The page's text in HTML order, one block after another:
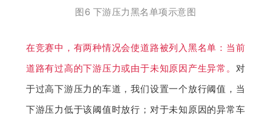
图6 下游压力黑名单项示意图
在竞赛中，有两种情况会使道路被列入黑名单：当前
道路有过高的下游压力或由于未知原因产生异常。 对
于过高下游压力的车道，我们设置一个放行阈值，当
下游压力低于该阈值时放行；对于未知原因的异常车